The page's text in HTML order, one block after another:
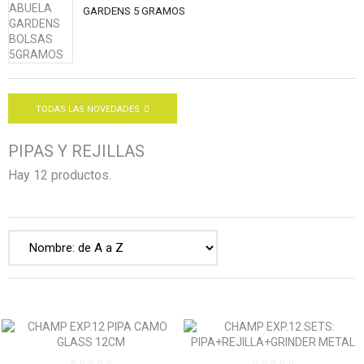
GARDENS 5 GRAMOS
TODAS LAS NOVEDADES
PIPAS Y REJILLAS
Hay 12 productos.